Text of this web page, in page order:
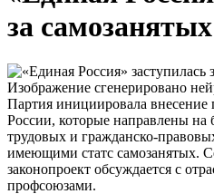
за самозанятых
Изображение сгенерировано
Партия инициировала внесение
России, которые направлены на
трудовых и гражданско-
имеющими статс самозанятых.
законопроект обсуждается с
профсоюзами.